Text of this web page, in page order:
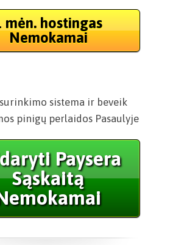
mėn. hostingas
Nemokamai
sistema ir beveik
pinigų perlaidos Pasaulyje
Paysera
Sąskaitą